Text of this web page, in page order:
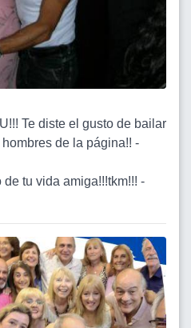
Te diste el gusto de bailar
de la página!! -
tu vida amiga!!!tkm!!! -